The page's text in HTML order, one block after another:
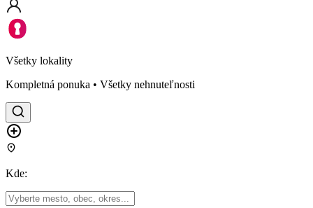
Všetky lokality
Kompletná ponuka • Všetky nehnuteľnosti
Kde: